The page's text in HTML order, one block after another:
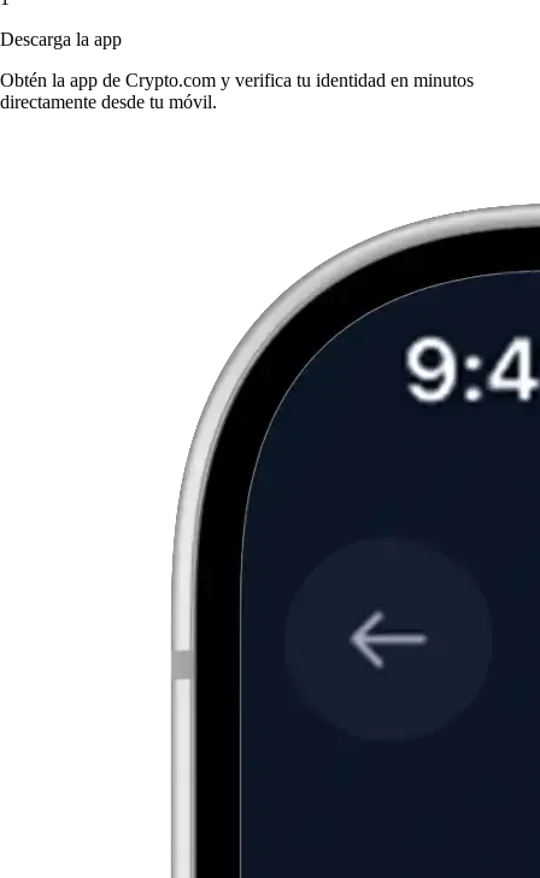
Descarga la app
Obtén la app de Crypto.com y verifica tu identidad en minutos
directamente desde tu móvil.